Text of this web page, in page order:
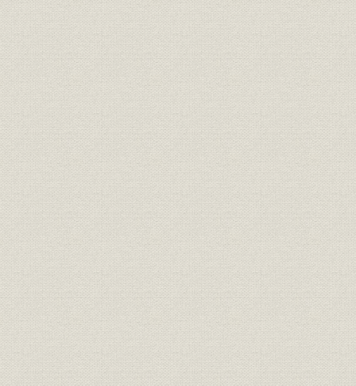
資料
事業の拡大・発展と戦時下の経
営 1917●大正6年→昭和20年
●1945
大正6年
年)